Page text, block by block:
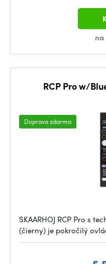
RCP Pro w/
Doprava zdarma
SKAARHOJ RCP Pro s
(čierny) je pokročilý